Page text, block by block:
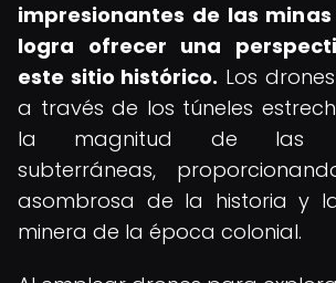
impresionantes de las
logra ofrecer una
este sitio histórico. Los
a través de los túneles
la magnitud de las
subterráneas,
asombrosa de la historia y
minera de la época colonial.